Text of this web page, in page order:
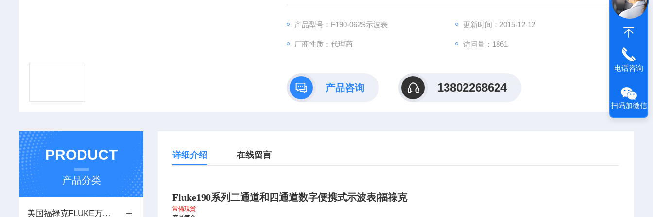
产品型号：F190-062S示波表 更新时间：2015-12-12
厂商性质：代理商 访问量：1861
产品咨询 13802268624
详细介绍 在线留言
Fluke190系列二通道和四通道数字便携式示波表|福祿克
常備現貨
PRODUCT
产品分类
美国福禄克FLUKE万用示波器
电话咨询
扫码加微信